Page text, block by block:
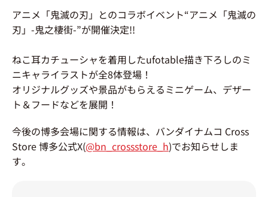
アニメ「鬼滅の刃」とのコラボイベント“アニメ「鬼滅の
刃」-鬼之棲街-”が開催決定!!
ねこ耳カチューシャを着用したufotable描き下ろしのミ
ニキャライラストが全8体登場！
オリジナルグッズや景品がもらえるミニゲーム、デザー
ト＆フードなどを展開！
今後の博多会場に関する情報は、バンダイナムコ Cross
Store 博多公式X(@bn_crossstore_h)でお知らせしま
す。